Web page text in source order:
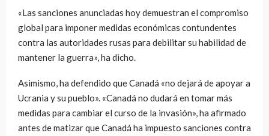
«Las sanciones anunciadas hoy demuestran el compromiso
global para imponer medidas económicas contundentes
contra las autoridades rusas para debilitar su habilidad de
mantener la guerra», ha dicho.
Asimismo, ha defendido que Canadá «no dejará de apoyar a
Ucrania y su pueblo». «Canadá no dudará en tomar más
medidas para cambiar el curso de la invasión», ha afirmado
antes de matizar que Canadá ha impuesto sanciones contra